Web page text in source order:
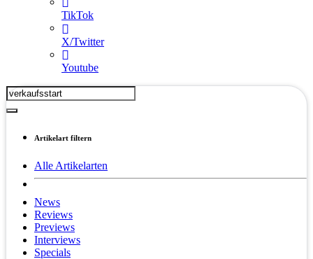
TikTok
X/Twitter
Youtube
Artikelart filtern
Alle Artikelarten
News
Reviews
Previews
Interviews
Specials